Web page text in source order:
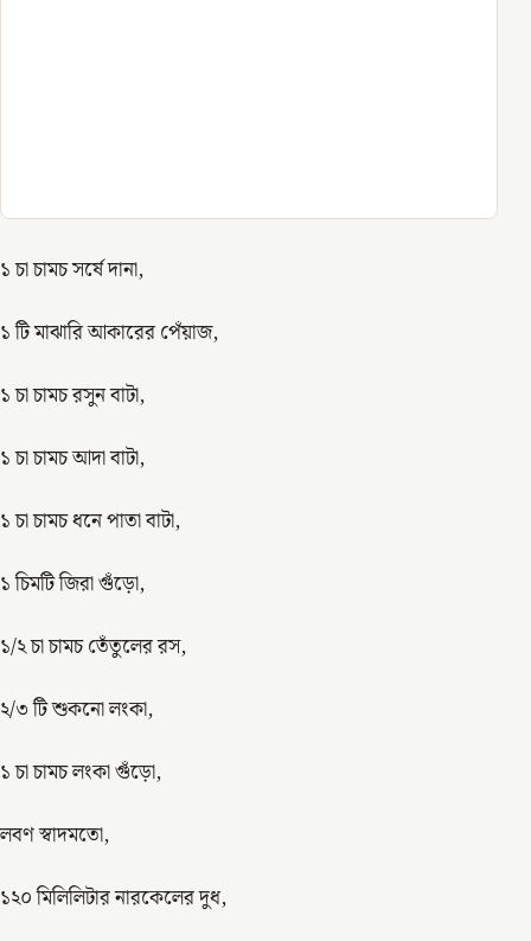
১ চা চামচ সর্ষে দানা,
১ টি মাঝারি আকারের পেঁয়াজ,
১ চা চামচ রসুন বাটা,
১ চা চামচ আদা বাটা,
১ চা চামচ ধনে পাতা বাটা,
১ চিমটি জিরা গুঁড়ো,
১/২ চা চামচ তেঁতুলের রস,
২/৩ টি শুকনো লংকা,
১ চা চামচ লংকা গুঁড়ো,
লবণ স্বাদমতো,
১২০ মিলিলিটার নারকেলের দুধ,